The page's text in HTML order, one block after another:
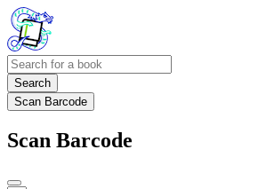
Search
Scan Barcode
Scan Barcode